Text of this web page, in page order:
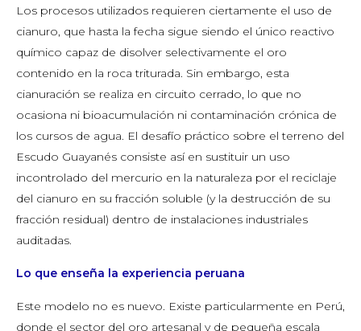
Los procesos utilizados requieren ciertamente el uso de
cianuro, que hasta la fecha sigue siendo el único reactivo
químico capaz de disolver selectivamente el oro
contenido en la roca triturada. Sin embargo, esta
cianuración se realiza en circuito cerrado, lo que no
ocasiona ni bioacumulación ni contaminación crónica de
los cursos de agua. El desafío práctico sobre el terreno del
Escudo Guayanés consiste así en sustituir un uso
incontrolado del mercurio en la naturaleza por el reciclaje
del cianuro en su fracción soluble (y la destrucción de su
fracción residual) dentro de instalaciones industriales
auditadas.
Lo que enseña la experiencia peruana
Este modelo no es nuevo. Existe particularmente en Perú,
donde el sector del oro artesanal y de pequeña escala